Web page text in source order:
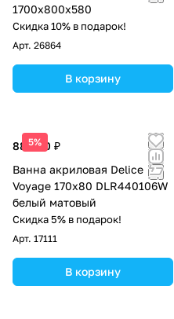
1700x800x580
Скидка 10% в подарок!
Арт. 26864
В корзину
5%
88 000 ₽
Ванна акриловая Delice
Voyage 170х80 DLR440106W
белый матовый
Скидка 5% в подарок!
Арт. 17111
В корзину